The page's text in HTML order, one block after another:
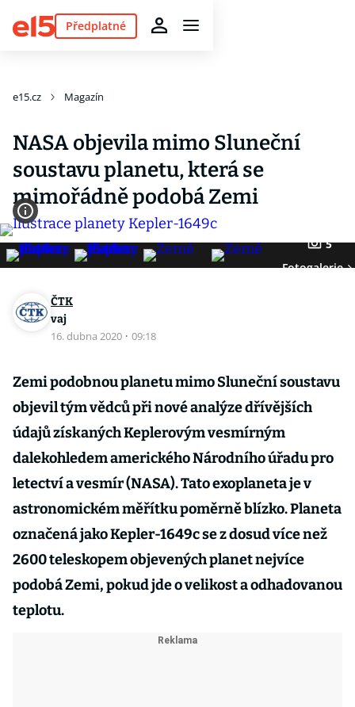
Předplatné
e15.cz Magazín
NASA objevila mimo Sluneční
soustavu planetu, která se
mimořádně podobá Zemi
5
Fotogalerie
ČTK
vaj
16. dubna 2020 · 09:18
Zemi podobnou planetu mimo Sluneční soustavu
objevil tým vědců při nové analýze dřívějších
údajů získaných Keplerovým vesmírným
dalekohledem amerického Národního úřadu pro
letectví a vesmír (NASA). Tato exoplaneta je v
astronomickém měřítku poměrně blízko. Planeta
označená jako Kepler-1649c se z dosud více než
2600 teleskopem objevených planet nejvíce
podobá Zemi, pokud jde o velikost a odhadovanou
teplotu.